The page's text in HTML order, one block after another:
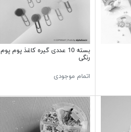
بسته 10 عددی گیره کاغذ پوم پوم
رنگی
اتمام موجودی